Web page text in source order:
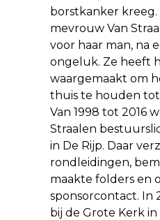
borstkanker kreeg.
mevrouw Van
voor haar man, na
ongeluk. Ze heeft
waargemaakt om
thuis te houden tot
Van 1998 tot 2016
Straalen
in De Rijp. Daar
rondleidingen,
maakte folders en
sponsorcontact. In
bij de Grote Kerk